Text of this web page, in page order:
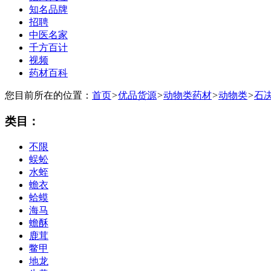
知名品牌
招聘
中医名家
千方百计
视频
药材百科
您目前所在的位置： 首页>优品货源>动物类药材>动物类>石
类目：
不限
蜈蚣
水蛭
蟾衣
蛤蟆
海马
蟾酥
鹿茸
鳖甲
地龙